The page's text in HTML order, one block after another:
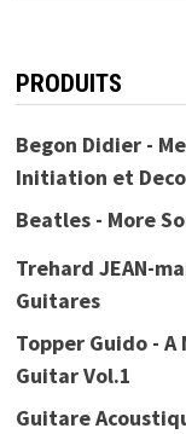
PRODUITS
Begon Didier -
Initiation et
Beatles - More
Trehard JEAN-
Guitares
Topper Guido -
Guitar Vol.1
Guitare